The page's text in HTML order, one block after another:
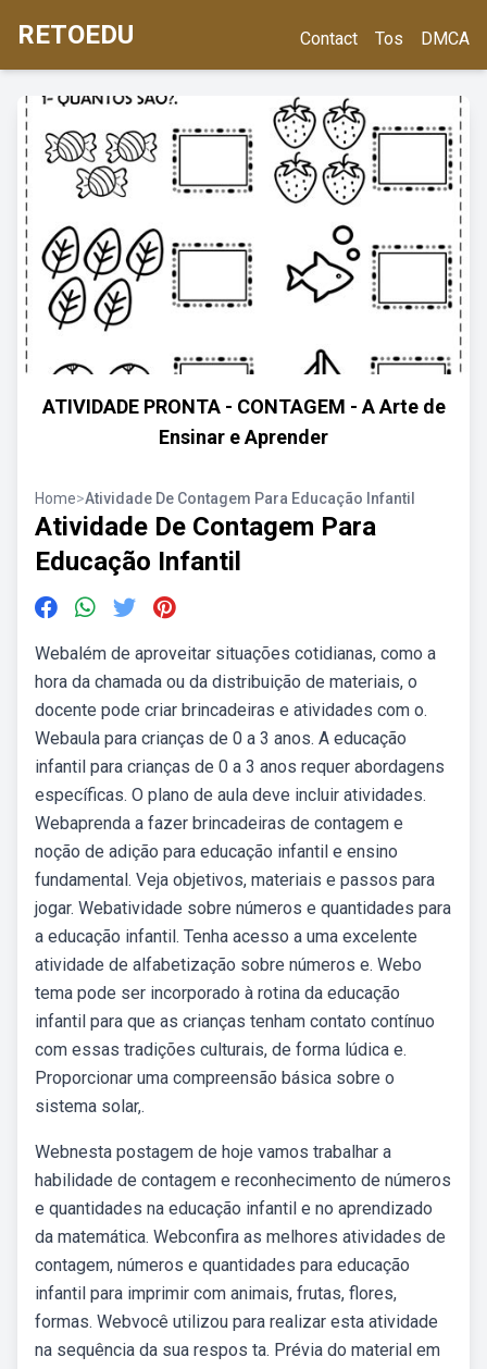
RETOEDU Contact Tos DMCA
ATIVIDADE PRONTA - CONTAGEM - A Arte de
Ensinar e Aprender
Home>Atividade De Contagem Para Educação Infantil
Atividade De Contagem Para
Educação Infantil
Webalém de aproveitar situações cotidianas, como a
hora da chamada ou da distribuição de materiais, o
docente pode criar brincadeiras e atividades com o.
Webaula para crianças de 0 a 3 anos. A educação
infantil para crianças de 0 a 3 anos requer abordagens
específicas. O plano de aula deve incluir atividades.
Webaprenda a fazer brincadeiras de contagem e
noção de adição para educação infantil e ensino
fundamental. Veja objetivos, materiais e passos para
jogar. Webatividade sobre números e quantidades para
a educação infantil. Tenha acesso a uma excelente
atividade de alfabetização sobre números e. Webo
tema pode ser incorporado à rotina da educação
infantil para que as crianças tenham contato contínuo
com essas tradições culturais, de forma lúdica e.
Proporcionar uma compreensão básica sobre o
sistema solar,.
Webnesta postagem de hoje vamos trabalhar a
habilidade de contagem e reconhecimento de números
e quantidades na educação infantil e no aprendizado
da matemática. Webconfira as melhores atividades de
contagem, números e quantidades para educação
infantil para imprimir com animais, frutas, flores,
formas. Webvocê utilizou para realizar esta atividade
na sequência da sua respos ta. Prévia do material em